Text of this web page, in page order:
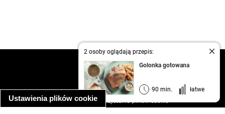
Ustawienia plików cookie
2 osoby oglądają przepis:
Golonka gotowana
90 min. łatwe
kontakt
regulamin
informacja o prywatności
informacja o wykorzystaniu plików cookie